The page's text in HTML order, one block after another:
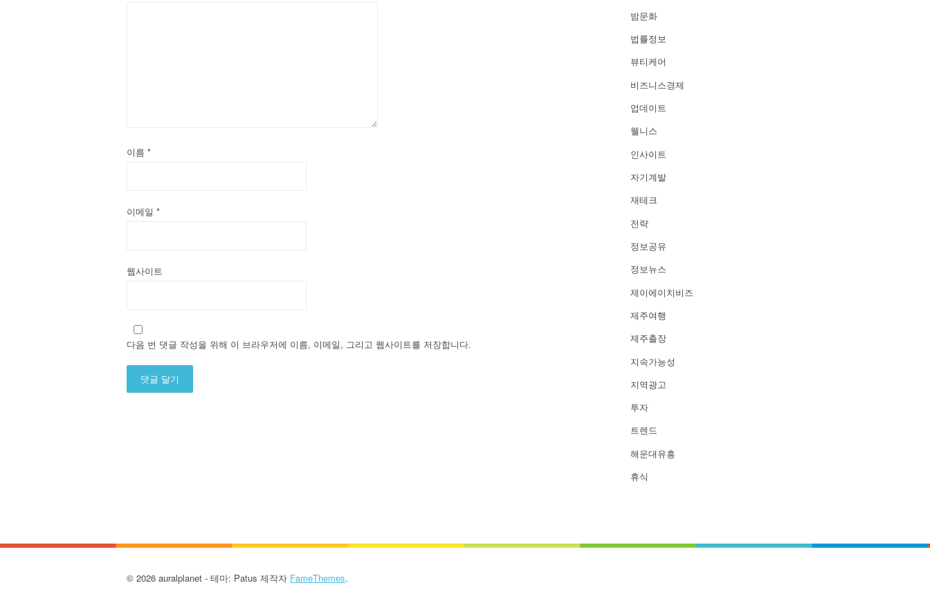
이름 *
이메일 *
웹사이트
다음 번 댓글 작성을 위해 이 브라우저에 이름, 이메일, 그리고 웹사이트를 저장합니다.
밤문화
법률정보
뷰티케어
비즈니스경제
업데이트
웰니스
인사이트
자기계발
재테크
전략
정보공유
정보뉴스
제이에이치비즈
제주여행
제주출장
지속가능성
지역광고
투자
트렌드
해운대유흥
휴식
© 2026 auralplanet - 테마: Patus 제작자 FameThemes.